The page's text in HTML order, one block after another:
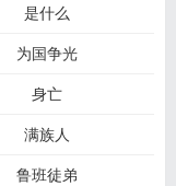
是什么
为国争光
身亡
满族人
鲁班徒弟